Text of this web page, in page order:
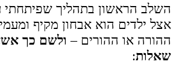
השלב הראשון בתהליך שפיתחתי
אצל ילדים הוא אבחון מקיף
ההורה או ההורים – ולשם כך
שאלות: